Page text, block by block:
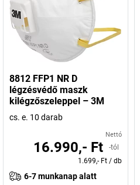
8812 FFP1 NR D
légzésvédő maszk
kilégzőszeleppel – 3M
cs. e. 10 darab
Nettó
16.990,- Ft
-tól
1.699,- Ft / db
6-7 munkanap alatt